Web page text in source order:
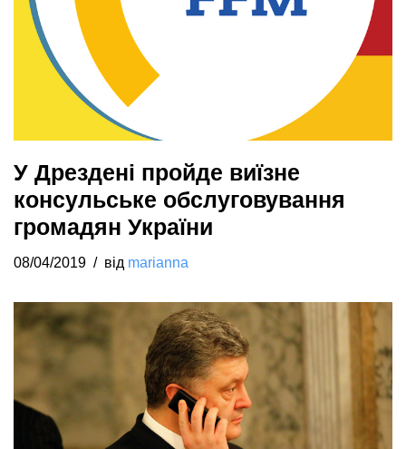
У Дрездені пройде виїзне
консульське обслуговування
громадян України
08/04/2019 від marianna